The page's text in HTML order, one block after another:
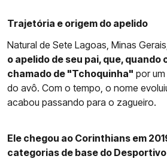
Trajetória e origem do apelido
Natural de Sete Lagoas, Minas Gerais,
o apelido de seu pai, que, quando
chamado de "Tchoquinha" por
do avô. Com o tempo, o nome
acabou passando para o zagueiro.
Ele chegou ao Corinthians em
categorias de base do